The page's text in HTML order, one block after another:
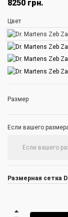
8250 грн.
Цвет
Размер
Если вашего
Размерная сетка